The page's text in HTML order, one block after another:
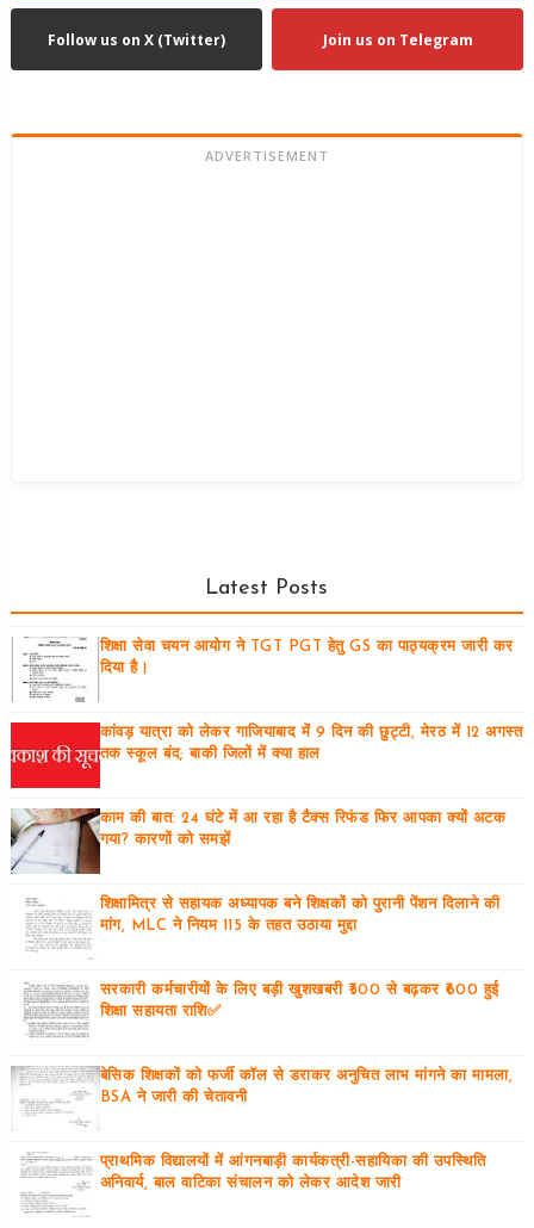
Follow us on X (Twitter) Join us on Telegram
ADVERTISEMENT
Latest Posts
शिक्षा सेवा चयन आयोग ने TGT PGT हेतु GS का पाठ्यक्रम जारी कर
दिया है।
कांवड़ यात्रा को लेकर गाजियाबाद में 9 दिन की छुट्टी, मेरठ में 12 अगस्त
तक स्कूल बंद; बाकी जिलों में क्या हाल
काम की बात: 24 घंटे में आ रहा है टैक्स रिफंड फिर आपका क्यों अटक
गया? कारणों को समझें
शिक्षामित्र से सहायक अध्यापक बने शिक्षकों को पुरानी पेंशन दिलाने की
मांग, MLC ने नियम 115 के तहत उठाया मुद्दा
सरकारी कर्मचारीयों के लिए बड़ी खुशखबरी ₹300 से बढ़कर ₹600 हुई
शिक्षा सहायता राशि✅
बेसिक शिक्षकों को फर्जी कॉल से डराकर अनुचित लाभ मांगने का मामला,
BSA ने जारी की चेतावनी
प्राथमिक विद्यालयों में आंगनबाड़ी कार्यकत्री-सहायिका की उपस्थिति
अनिवार्य, बाल वाटिका संचालन को लेकर आदेश जारी